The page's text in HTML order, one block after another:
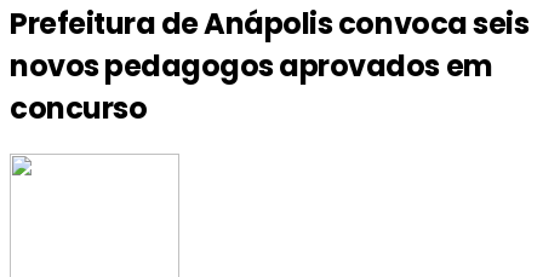
Prefeitura de Anápolis convoca seis
novos pedagogos aprovados em
concurso